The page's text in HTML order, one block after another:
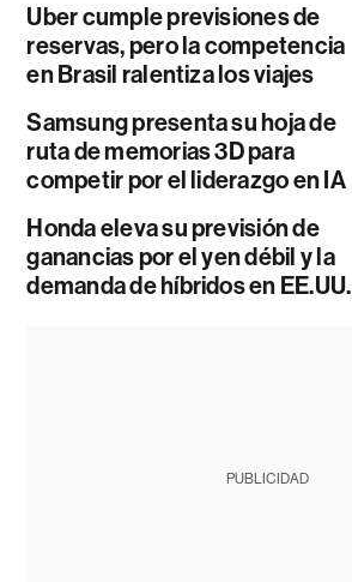
Uber cumple previsiones de
reservas, pero la competencia
en Brasil ralentiza los viajes
Samsung presenta su hoja de
ruta de memorias 3D para
competir por el liderazgo en IA
Honda eleva su previsión de
ganancias por el yen débil y la
demanda de híbridos en EE.UU.
PUBLICIDAD